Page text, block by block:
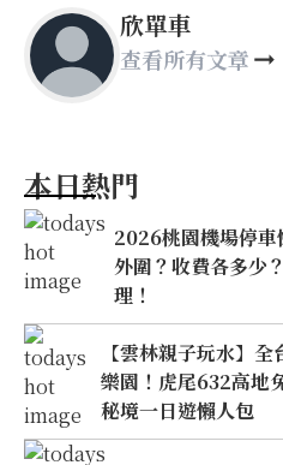
欣單車
查看所有文章
本日熱門
2026桃園機場停車
外圍？收費各多少
理！
【雲林親子玩水】
樂園！虎尾632高地
秘境一日遊懶人包